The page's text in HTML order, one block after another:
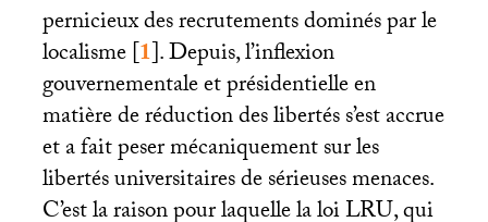
pernicieux des recrutements dominés par le
localisme[1]. Depuis, l’inflexion
gouvernementale et présidentielle en
matière de réduction des libertés s’est accrue
et a fait peser mécaniquement sur les
libertés universitaires de sérieuses menaces.
C’est la raison pour laquelle la loiLRU, qui